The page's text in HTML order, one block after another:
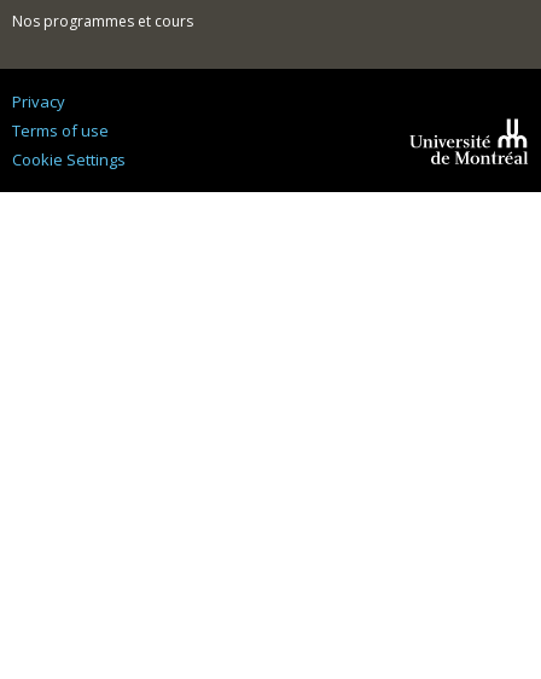
Nos programmes et cours
Privacy
Terms of use
Cookie Settings
Montréal